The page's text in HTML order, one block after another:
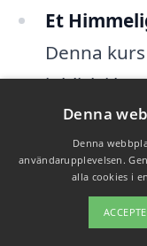
Et
Denna
inblick i
danska
Aof
erbjuder
Denna
Denna
användarupplevelsen.
alla cookies i